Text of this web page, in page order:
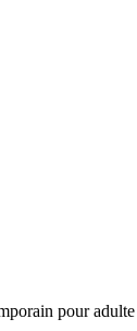
pour